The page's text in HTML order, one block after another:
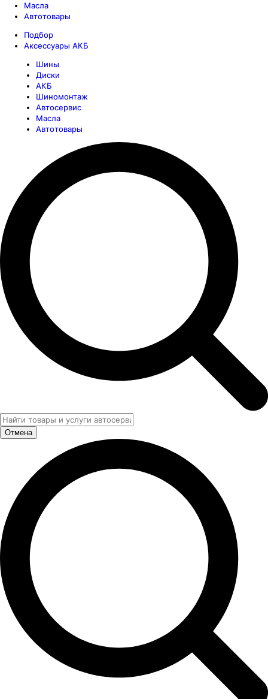
Масла
Автотовары
Подбор
Аксессуары АКБ
Шины
Диски
АКБ
Шиномонтаж
Автосервис
Масла
Автотовары
Отмена